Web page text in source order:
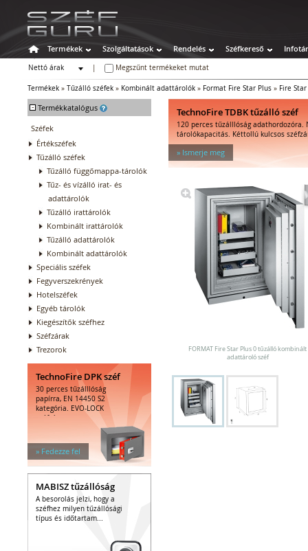
Termékek Szolgáltatások Rendelés Széfkereső Infotár
Nettó árak
Megszűnt termékeket mutat
Termékek » Tűzálló széfek » Kombinált adattárolók » Format Fire Star Plus » Fire
- Termékkatalógus
Széfek
Értékszéfek
Tűzálló széfek
Tűzálló függőmappa-tárolók
Tűz- és vízálló irat- és
adattárolók
Tűzálló irattárolók
Kombinált irattárolók
Tűzálló adattárolók
Kombinált adattárolók
Speciális széfek
Fegyverszekrények
Hotelszéfek
Egyéb tárolók
Kiegészítők széfhez
Széfzárak
Trezorok
TechnoFire DPK széf
30 perces tűzálllóság
papírra, EN 14450 S2
kategória. EVO-LOCK
széfzár.
» Fedezze fel
MABISZ tűzállóság
A besorolás jelzi, hogy a
széfhez milyen tűzállósági
típus és időtartam...
TechnoFire TDBK tűzálló széf
120 perces tűzálllóság adathordozóra.
tárolókapacitás. Kéttollú kulcsos
» Ismerje meg
FORMAT Fire Star Plus 0 tűzálló kombinált
adattároló széf